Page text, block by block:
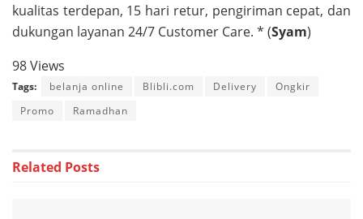
kualitas terdepan, 15 hari retur, pengiriman cepat, dan
dukungan layanan 24/7 Customer Care. * (Syam)
98 Views
Tags: belanja online Blibli.com Delivery
Ongkir
Promo
Ramadhan
Related Posts